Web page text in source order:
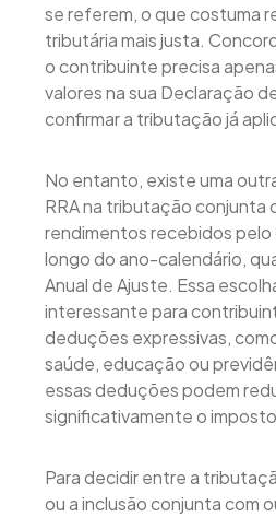
se referem, o que costuma
tributária mais justa.
o contribuinte precisa
valores na sua Declaração
confirmar a tributação já
No entanto, existe uma
RRA na tributação conjunta
rendimentos recebidos
longo do ano-calendário,
Anual de Ajuste. Essa
interessante para
deduções expressivas,
saúde, educação ou
essas deduções podem
significativamente o
Para decidir entre a
ou a inclusão conjunta com